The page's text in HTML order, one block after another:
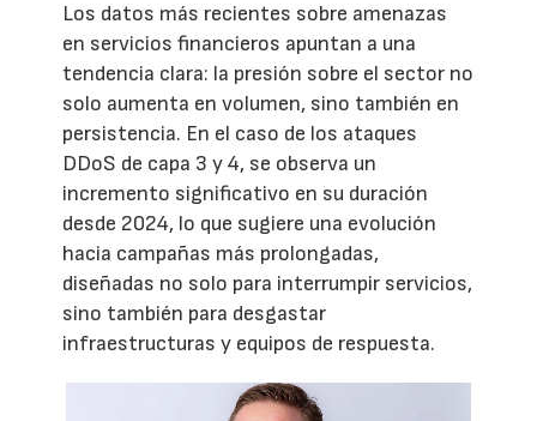
Los datos más recientes sobre amenazas
en servicios financieros apuntan a una
tendencia clara: la presión sobre el sector no
solo aumenta en volumen, sino también en
persistencia. En el caso de los ataques
DDoS de capa 3 y 4, se observa un
incremento significativo en su duración
desde 2024, lo que sugiere una evolución
hacia campañas más prolongadas,
diseñadas no solo para interrumpir servicios,
sino también para desgastar
infraestructuras y equipos de respuesta.